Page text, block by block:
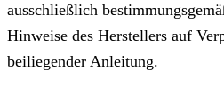
ausschließlich
Hinweise des Herstellers auf
beiliegender Anleitung.